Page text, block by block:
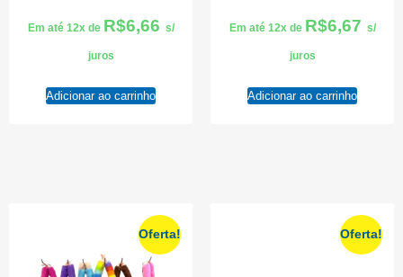
Em até 12x de R$6,66 s/
juros
Adicionar ao carrinho
Em até 12x de R$6,67 s/
juros
Adicionar ao carrinho
Oferta! Oferta!